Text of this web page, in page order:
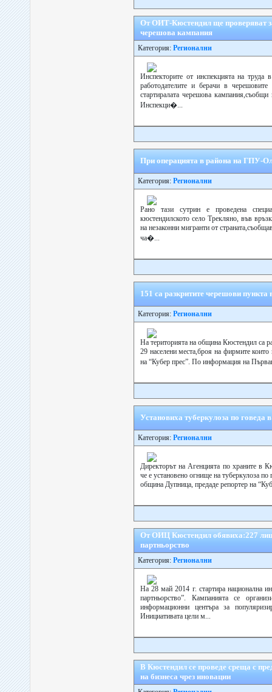
От ОИТ-Кюстендил ще проверяват
черешова кампания
Категория: Регионални
Инспекторите от инспекцията на
работодателите и берачи в
стартиралата черешова
Инспекци�...
При операцията в района на ГПУ-
Категория: Регионални
Рано тази сутрин е проведена
кюстендилското село Трекляно, във
на незаконни мигранти от
ча�...
151 са разкритите черешови
Категория: Регионални
На територията на община Кюстендил са
29 населени места,броя на фирмите
на “Кубер прес”. По информация на
Установиха туберкулоза по говеда
Категория: Регионални
Директорът на Агенцията по храните в
че е установено огнище на туберкулоза
община Дупница, предаде репортер на
От ОИЦ Кюстендил обявиха:227
партньорство
Категория: Регионални
На 28 май 2014 г. стартира национална
партньорство”. Кампанията се
информационни центъра за
Инициативата цели м...
В Кюстендил се проведе среща с
на бизнеса чрез иновации